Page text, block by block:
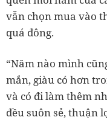
vẫn chọn mua vào
quá đông.
“Năm nào mình
mắn, giàu có hơn
và có đi làm thêm
đều suôn sẻ, thuận